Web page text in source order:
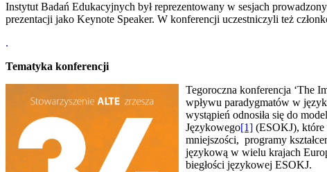
Instytut Badań Edukacyjnych był reprezentowany w sesjach
prezentacji jako Keynote Speaker. W konferencji uczestniczyli też
.
Tematyka konferencji
Tegoroczna konferencja ‘The
wpływu paradygmatów w
wystąpień odnosiła się do
Językowego[1] (ESOKJ), które
mniejszości, programy
językową w wielu krajach
biegłości językowej ESOKJ.